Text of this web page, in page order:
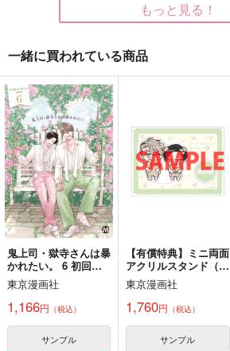
作品詳細
畢生の恋を君に捧ぐ
拳万
944円（税込）
畢生の恋をあなたに捧
ぐ
拳万
1,257円（税込）
伊黒小芭内×甘露寺蜜璃
あなたは来世のことば
かり
オデオデン
800円 （税込）
鬼滅の刃
伊黒小芭内×甘露寺蜜璃
サンプル
カート
もっと見る！
一緒に買われている商品
鬼上司・獄寺さんは暴
かれたい。 6 初回限
定小冊子付特装版
東京漫画社
1,166円 （税込）
サンプル
【有償特典】ミニ両面
アクリルスタンド（鬼
上司・獄寺さんは暴か
れたい。 6（初回限定
小冊子付特装版・通常
版））
東京漫画社
1,760円 （税込）
サンプル